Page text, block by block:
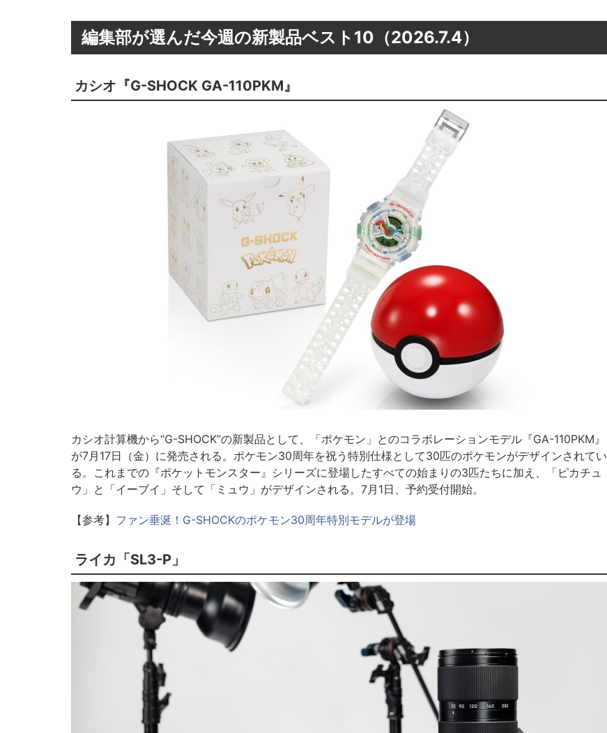
編集部が選んだ今週の新製品ベスト10（2026.7.4）
カシオ『G-SHOCK GA-110PKM』
カシオ計算機から“G-SHOCK”の新製品として、「ポケモン」とのコラボレーションモデル『GA-110PKM』
が7月17日（金）に発売される。ポケモン30周年を祝う特別仕様として30匹のポケモンがデザインされてい
る。これまでの『ポケットモンスター』シリーズに登場したすべての始まりの3匹たちに加え、「ピカチュ
ウ」と「イーブイ」そして「ミュウ」がデザインされる。7月1日、予約受付開始。
【参考】 ファン垂涎！G-SHOCKのポケモン30周年特別モデルが登場
ライカ「SL3-P」